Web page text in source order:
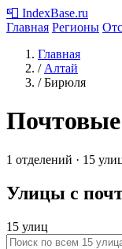
📮 IndexBase.ru
Главная Регионы
Главная
/ Алтай
/ Бирюля
1 отделений · 15
Улицы с
15 улиц